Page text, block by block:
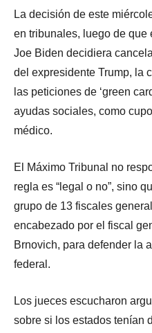
La decisión de este
en tribunales, luego de
Joe Biden decidiera
del expresidente Trump, la
las peticiones de ‘green
ayudas sociales, como
médico.
El Máximo Tribunal no
regla es “legal o no”, sino
grupo de 13 fiscales
encabezado por el fiscal
Brnovich, para defender la
federal.
Los jueces escucharon
sobre si los estados tenían